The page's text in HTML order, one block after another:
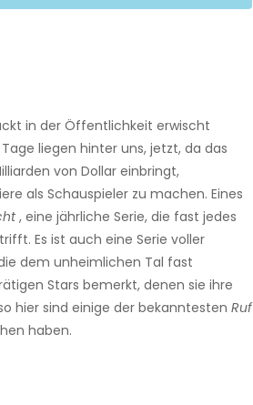
in der Öffentlichkeit erwischt
liegen hinter uns, jetzt, da das
von Dollar einbringt,
als Schauspieler zu machen. Eines
, eine jährliche Serie, die fast jedes
Es ist auch eine Serie voller
dem unheimlichen Tal fast
Stars bemerkt, denen sie ihre
hier sind einige der bekanntesten Ruf
haben.